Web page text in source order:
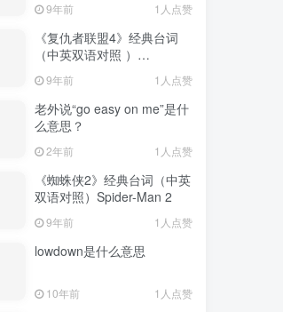
9年前 1人点赞
《复仇者联盟4》经典台词
（中英双语对照 ）
9年前 1人点赞
老外说“go easy on me”是什
么意思？
2年前 1人点赞
《蜘蛛侠2》经典台词（中英
双语对照）Spider-Man 2
9年前 1人点赞
lowdown是什么意思
10年前 1人点赞